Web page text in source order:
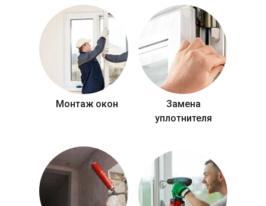
Монтаж окон
Замена
уплотнителя